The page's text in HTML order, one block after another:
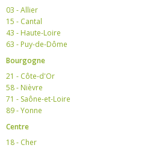
03 - Allier
15 - Cantal
43 - Haute-Loire
63 - Puy-de-Dôme
Bourgogne
21 - Côte-d'Or
58 - Nièvre
71 - Saône-et-Loire
89 - Yonne
Centre
18 - Cher